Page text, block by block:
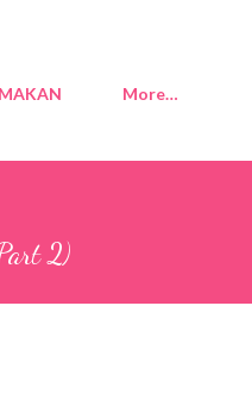
More…
2)